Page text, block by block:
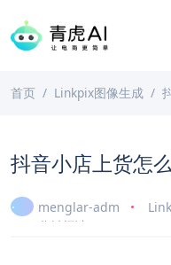
首页 Linkpix图像生成
抖音小店上货怎
menglar-adm
5 分钟阅读